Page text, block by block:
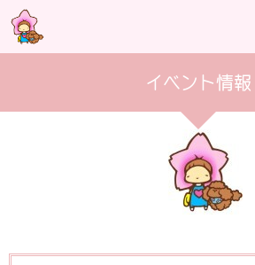
イベント情報